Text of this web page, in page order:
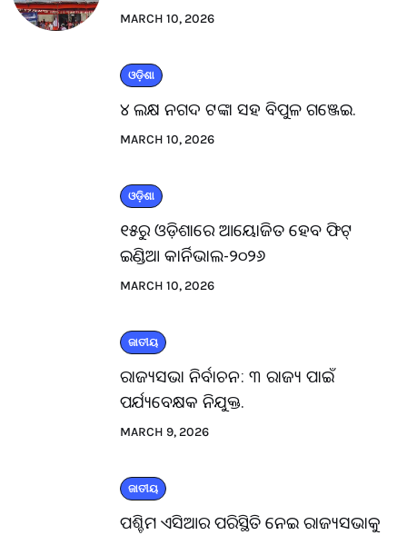
MARCH 10, 2026
ଓଡ଼ିଶା
୪ ଲକ୍ଷ ନଗଦ ଟଙ୍କା ସହ ବିପୁଳ ଗଞ୍ଜେଇ.
MARCH 10, 2026
ଓଡ଼ିଶା
୧୫ରୁ ଓଡ଼ିଶାରେ ଆୟୋଜିତ ହେବ ଫିଟ୍
ଇଣ୍ଡିଆ କାର୍ନିଭାଲ-୨୦୨୬
MARCH 10, 2026
ଜାତୀୟ
ରାଜ୍ୟସଭା ନିର୍ବାଚନ: ୩ ରାଜ୍ୟ ପାଇଁ
ପର୍ଯ୍ୟବେକ୍ଷକ ନିଯୁକ୍ତ.
MARCH 9, 2026
ଜାତୀୟ
ପଶ୍ଚିମ ଏସିଆର ପରିସ୍ଥିତି ନେଇ ରାଜ୍ୟସଭାକୁ